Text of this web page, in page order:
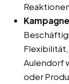
Aulendorf
oder